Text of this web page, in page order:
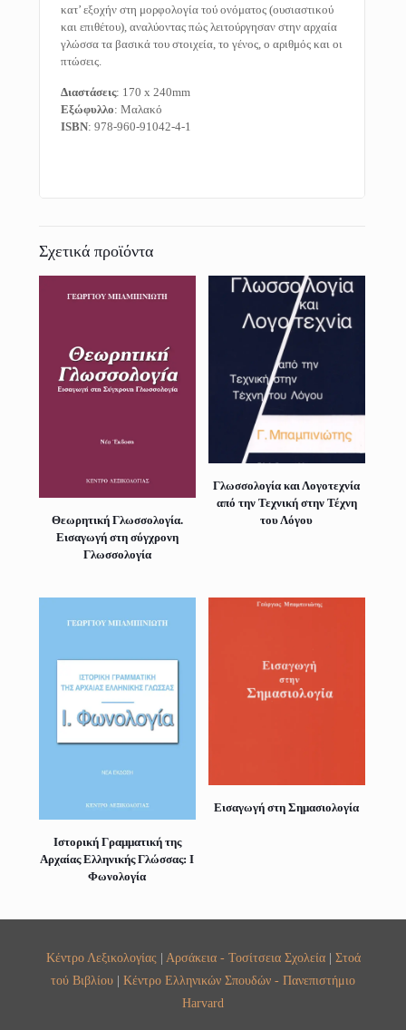
κατ’ εξοχήν στη μορφολογία τού ονόματος (ουσιαστικού
και επιθέτου), αναλύοντας πώς λειτούργησαν στην αρχαία
γλώσσα τα βασικά του στοιχεία, το γένος, ο αριθμός και οι
πτώσεις.
Διαστάσεις: 170 x 240mm
Εξώφυλλο: Μαλακό
ISBN: 978-960-91042-4-1
Σχετικά προϊόντα
Θεωρητική Γλωσσολογία.
Εισαγωγή στη σύγχρονη
Γλωσσολογία
Γλωσσολογία και Λογοτεχνία
από την Τεχνική στην Τέχνη
του Λόγου
Ιστορική Γραμματική της
Αρχαίας Ελληνικής Γλώσσας: I
Φωνολογία
Εισαγωγή στη Σημασιολογία
Κέντρο Λεξικολογίας | Αρσάκεια - Τοσίτσεια Σχολεία| Στοά
τού Βιβλίου | Κέντρο Ελληνικών Σπουδών - Πανεπιστήμιο
Harvard